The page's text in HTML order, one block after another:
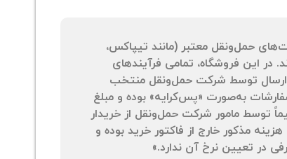
حمل‌ونقل معتبر (مانند تیپاکس،
در این فروشگاه، تمامی فرآیندهای
توسط شرکت حمل‌ونقل منتخب
به‌صورت «پس‌کرایه» بوده و مبلغ
توسط مامور شرکت حمل‌ونقل از خریدار
مذکور خارج از فاکتور خرید بوده و
در تعیین نرخ آن ندارد.»